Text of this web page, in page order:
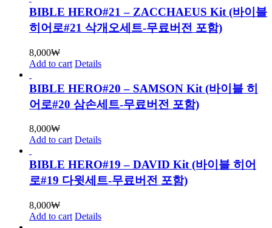
BIBLE HERO#21 – ZACCHAEUS Kit (바이블
히어로#21 삭개오세트-무료버전 포함)
8,000₩
Add to cart Details
BIBLE HERO#20 – SAMSON Kit (바이블 히
어로#20 삼손세트-무료버전 포함)
8,000₩
Add to cart Details
BIBLE HERO#19 – DAVID Kit (바이블 히어
로#19 다윗세트-무료버전 포함)
8,000₩
Add to cart Details